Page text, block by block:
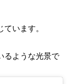
います。
るような光景で